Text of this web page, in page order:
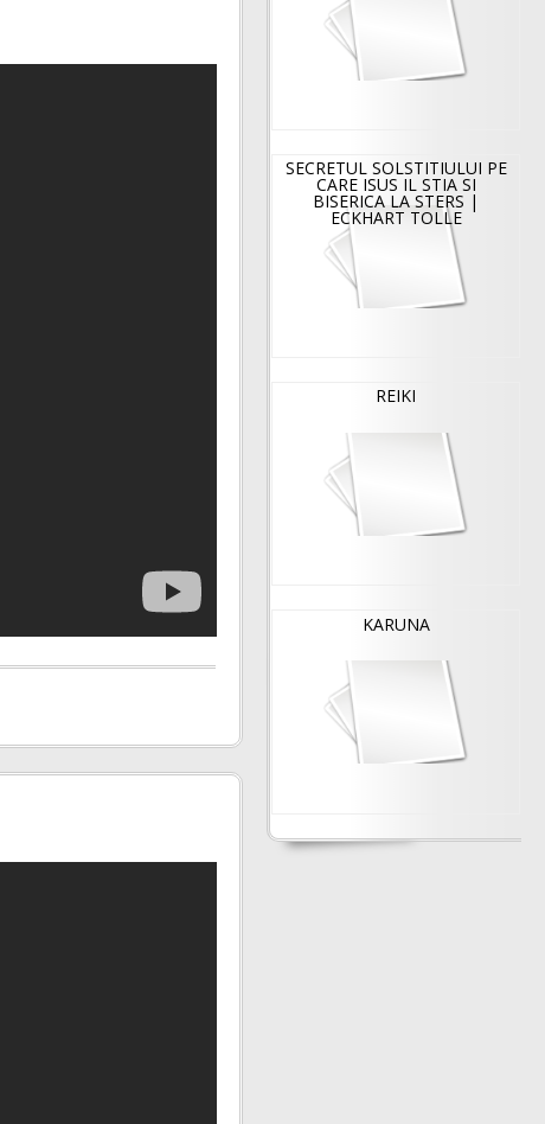
SECRETUL SOLSTITIULUI PE
CARE ISUS IL STIA SI
BISERICA LA STERS |
ECKHART TOLLE
REIKI
KARUNA